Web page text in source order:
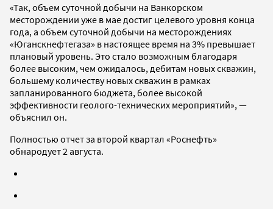
«Так, объем суточной добычи на Ванкорском
месторождении уже в мае достиг целевого уровня конца
года, а объем суточной добычи на месторождениях
«Юганскнефтегаза» в настоящее время на 3% превышает
плановый уровень. Это стало возможным благодаря
более высоким, чем ожидалось, дебитам новых скважин,
большему количеству новых скважин в рамках
запланированного бюджета, более высокой
эффективности геолого-технических мероприятий», —
объяснил он.
Полностью отчет за второй квартал «Роснефть»
обнародует 2 августа.